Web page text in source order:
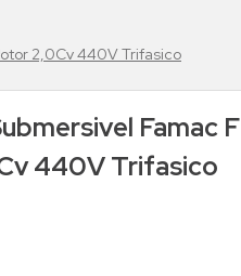
2,0Cv 440V Trifasico
Famac
440V Trifasico